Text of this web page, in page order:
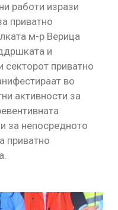
работи изрази
приватно
м-р Верица
и
приватно
во
активности за
за непосредното
приватно